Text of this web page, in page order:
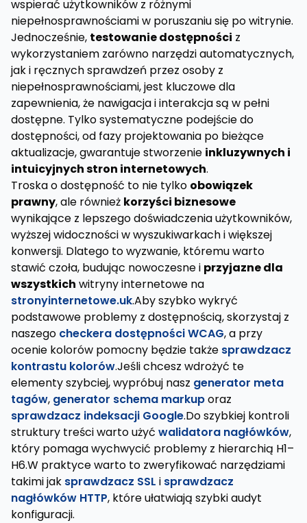
wspierać użytkowników z różnymi
niepełnosprawnościami w poruszaniu się po witrynie.
Jednocześnie, testowanie dostępności z
wykorzystaniem zarówno narzędzi automatycznych,
jak i ręcznych sprawdzeń przez osoby z
niepełnosprawnościami, jest kluczowe dla
zapewnienia, że nawigacja i interakcja są w pełni
dostępne. Tylko systematyczne podejście do
dostępności, od fazy projektowania po bieżące
aktualizacje, gwarantuje stworzenie inkluzywnych i
intuicyjnych stron internetowych.
Troska o dostępność to nie tylko obowiązek
prawny, ale również korzyści biznesowe
wynikające z lepszego doświadczenia użytkowników,
wyższej widoczności w wyszukiwarkach i większej
konwersji. Dlatego to wyzwanie, któremu warto
stawić czoła, budując nowoczesne i przyjazne dla
wszystkich witryny internetowe na
stronyinternetowe.uk.Aby szybko wykryć
podstawowe problemy z dostępnością, skorzystaj z
naszego checkera dostępności WCAG, a przy
ocenie kolorów pomocny będzie także sprawdzacz
kontrastu kolorów.Jeśli chcesz wdrożyć te
elementy szybciej, wypróbuj nasz generator meta
tagów, generator schema markuporaz
sprawdzacz indeksacji Google.Do szybkiej kontroli
struktury treści warto użyć walidatora nagłówków,
który pomaga wychwycić problemy z hierarchią H1–
H6.W praktyce warto to zweryfikować narzędziami
takimi jak sprawdzacz SSL i sprawdzacz
nagłówków HTTP, które ułatwiają szybki audyt
konfiguracji.